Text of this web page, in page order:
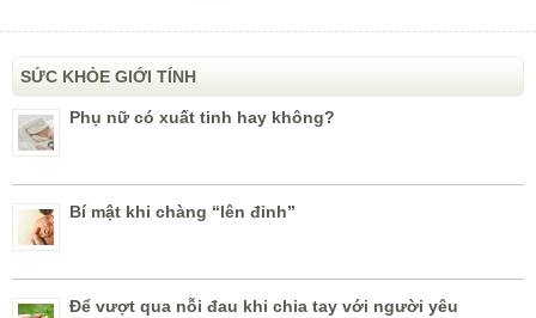
SỨC KHỎE GIỚI TÍNH
Phụ nữ có xuất tinh hay không?
Bí mật khi chàng “lên đỉnh”
Để vượt qua nỗi đau khi chia tay với người yêu